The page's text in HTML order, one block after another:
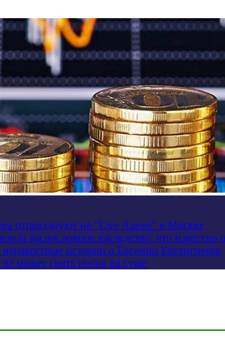
отпразднуют на “Live Арене” в Москве
баснословное наследство: что
истории о Евгении Евстигнееве
не может снять носки на суше